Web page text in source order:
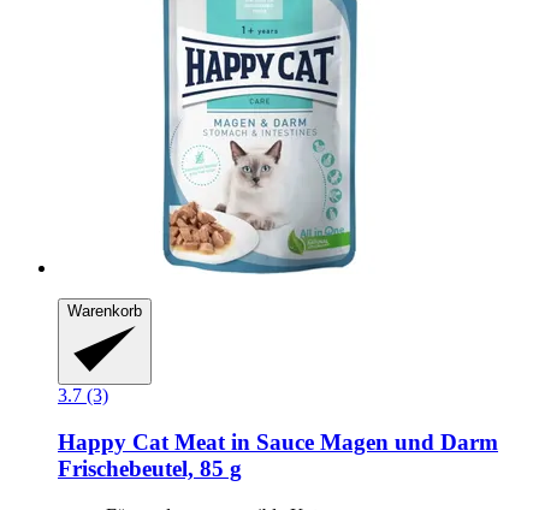
Warenkorb
3.7 (3)
Happy Cat Meat in Sauce Magen und Darm
Frischebeutel, 85 g